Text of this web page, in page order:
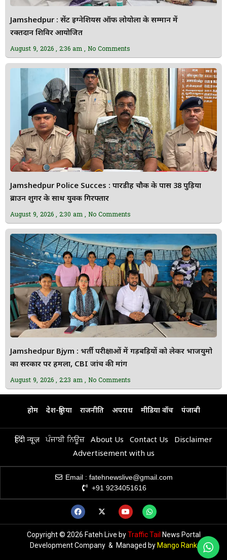
Jamshedpur : सेंट इग्नेशियस ऑफ लोयोला के सम्मान में
रक्तदान शिविर आयोजित
August 9, 2026 2:36 am No Comments
Jamshedpur Police Succes : पारडीह चौक के पास 38 पुड़िया
ब्राउन शुगर के साथ युवक गिरफ्तार
August 9, 2026 2:30 am No Comments
Jamshedpur Bjym : भर्ती परीक्षाओं में गड़बड़ियों को लेकर भाजयुमो
का सरकार पर हमला, CBI जांच की मांग
August 9, 2026 2:23 am No Comments
होम देश-दुनिया राजनीति अपराध मीडिया वॉच पंजाबी
हिंदी न्यूज़ ਪੰਜਾਬੀ ਨਿਊਜ਼ About Us Contact Us
Disclaimer
Advertisement with us
Email : fatehnewslive@gmail.com
+91 9234051616
Copyright © 2026 Fateh Live byTraffic Tail News Portal
Development Company & Managed by Mango Rank